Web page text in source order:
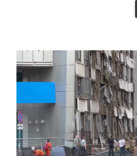
الشمالي" تتجاهل دور واشنطن
حفرت قبري بيدي": هل يغيّر الذكاء
مصير آلاف العاملين فعلاً؟
الإمبراطوريات.. حرب منسية
لكنها تهدد البشر شرقا وغربا
تحيي ذكرى هيروشيما بدعوة إلى
النووي وتتجنب الإشارة إلى
الولايات المتحدة
سلام".. عنوان خطبة الجمعة في